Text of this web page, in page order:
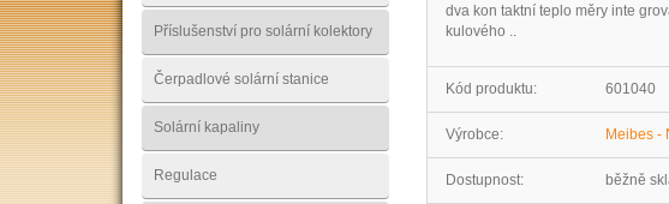
Příslušenství pro solární kolektory
Čerpadlové solární stanice
Solární kapaliny
Regulace
dva kon taktní teplo měry inte
kulového ..
Kód produktu: 601040
Výrobce: Meibes -
Dostupnost: běžně